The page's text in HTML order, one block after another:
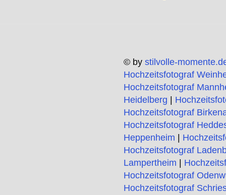
© by stilvolle-
Hochzeitsfotograf
Hochzeitsfotograf
Heidelberg
Hochzeitsfotograf
Hochzeitsfotograf
Heppenheim
Hochzeitsfotograf
Lampertheim
Hochzeitsfotograf
Hochzeitsfotograf